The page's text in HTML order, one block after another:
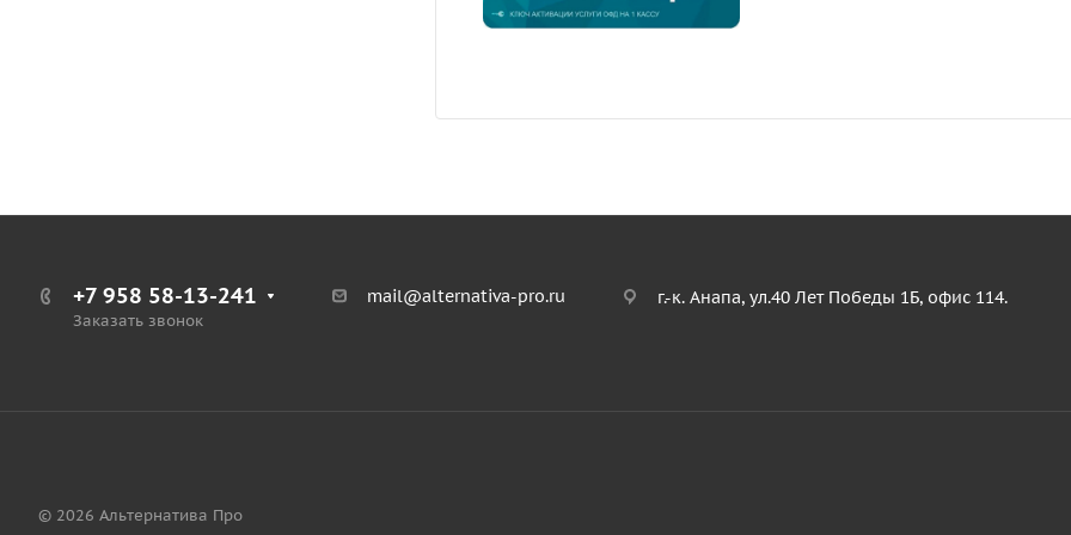
+7 958 58-13-241
Заказать звонок
mail@alternativa-pro.ru г.-к. Анапа, ул.40 Лет Победы 1Б, офис 114.
© 2026 Альтернатива Про